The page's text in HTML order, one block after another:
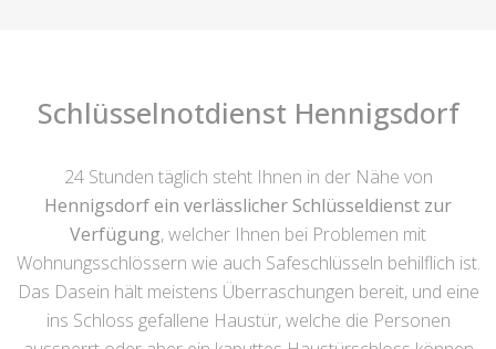
Schlüsselnotdienst Hennigsdorf
24 Stunden täglich steht Ihnen in der Nähe von
Hennigsdorf ein verlässlicher Schlüsseldienst zur
Verfügung, welcher Ihnen bei Problemen mit
Wohnungsschlössern wie auch Safeschlüsseln behilflich ist.
Das Dasein hält meistens Überraschungen bereit, und eine
ins Schloss gefallene Haustür, welche die Personen